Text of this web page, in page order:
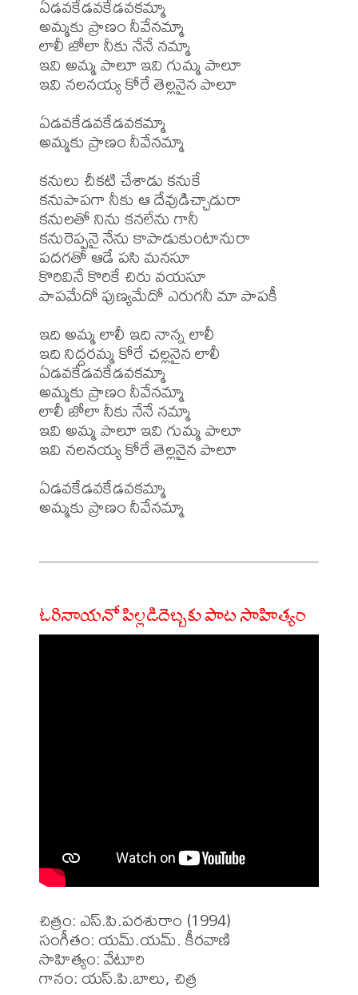
ఏడవకేడవకేడవకమ్మా
అమ్మకు ప్రాణం నీవేనమ్మా
లాలీ జోలా నీకు నేనే నమ్మా
ఇవి అమ్మ పాలూ ఇవి గుమ్మ పాలూ
ఇవి నలనయ్య కోరే తెల్లనైన పాలూ
ఏడవకేడవకేడవకమ్మా
అమ్మకు ప్రాణం నీవేనమ్మా
కనులు చీకటి చేశాడు కనుకే
కనుపాపగా నీకు ఆ దేవుడిచ్చాడురా
కనులతో నిను కనలేను గానీ
కనురెప్పనై నేను కాపాడుకుంటానురా
పదగతో ఆడే పసి మనసూ
కొరివినే కొరికే చిరు వయసూ
పాపమేదో పుణ్యమేదో ఎరుగనీ మా పాపకీ
ఇది అమ్మ లాలీ ఇది నాన్న లాలీ
ఇది నిద్దరమ్మ కోరే చల్లనైన లాలీ
ఏడవకేడవకేడవకమ్మా
అమ్మకు ప్రాణం నీవేనమ్మా
లాలీ జోలా నీకు నేనే నమ్మా
ఇవి అమ్మ పాలూ ఇవి గుమ్మ పాలూ
ఇవి నలనయ్య కోరే తెల్లనైన పాలూ
ఏడవకేడవకేడవకమ్మా
అమ్మకు ప్రాణం నీవేనమ్మా
ఓరినాయనో పిల్లడిదెబ్బకు పాట సాహిత్యం
చిత్రం: ఎస్.పి.పరశురాం (1994)
సంగీతం: యమ్.యమ్. కీరవాణి
సాహిత్యం: వేటూరి
గానం: యస్.పి.బాలు, చిత్ర